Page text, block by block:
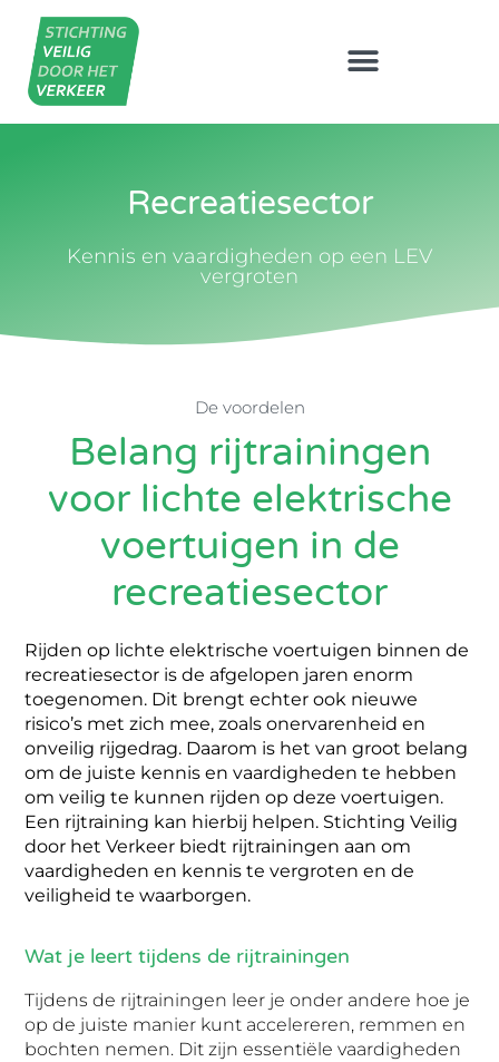
Recreatiesector
Kennis en vaardigheden op een LEV
vergroten
De voordelen
Belang rijtrainingen
voor lichte elektrische
voertuigen in de
recreatiesector
Rijden op lichte elektrische voertuigen binnen de
recreatiesector is de afgelopen jaren enorm
toegenomen. Dit brengt echter ook nieuwe
risico’s met zich mee, zoals onervarenheid en
onveilig rijgedrag. Daarom is het van groot belang
om de juiste kennis en vaardigheden te hebben
om veilig te kunnen rijden op deze voertuigen.
Een rijtraining kan hierbij helpen. Stichting Veilig
door het Verkeer biedt rijtrainingen aan om
vaardigheden en kennis te vergroten en de
veiligheid te waarborgen.
Wat je leert tijdens de rijtrainingen
Tijdens de rijtrainingen leer je onder andere hoe je
op de juiste manier kunt accelereren, remmen en
bochten nemen. Dit zijn essentiële vaardigheden